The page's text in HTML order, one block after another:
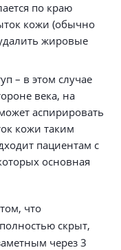
по краю
кожи (обычно
жировые
– в этом случае
века, на
аспирировать
кожи таким
пациентам с
основная
что
скрыт,
через 3